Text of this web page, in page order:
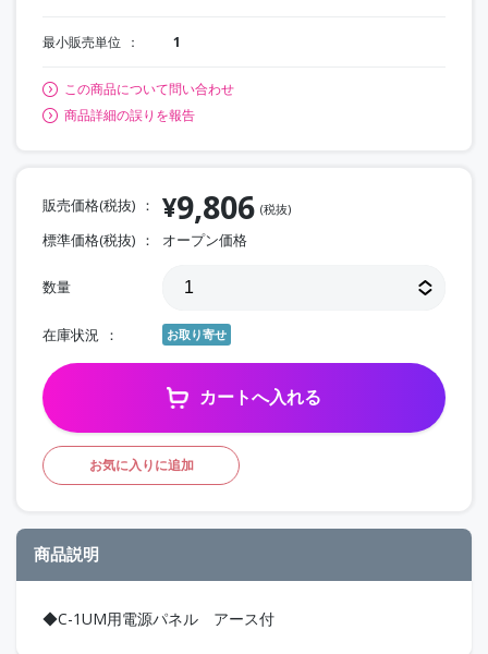
最小販売単位 1
この商品について問い合わせ
商品詳細の誤りを報告
販売価格(税抜) ¥9,806 (税抜)
標準価格(税抜) オープン価格
数量
在庫状況 お取り寄せ
カートへ入れる
お気に入りに追加
商品説明
◆C-1UM用電源パネル アース付